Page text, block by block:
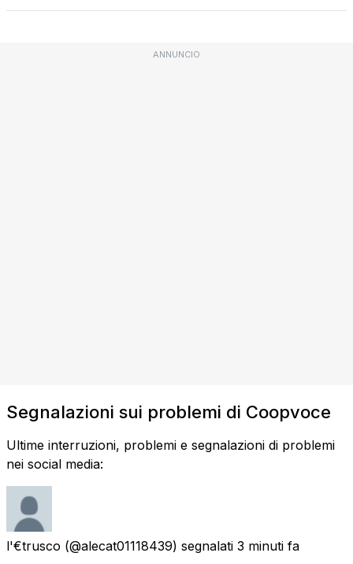
ANNUNCIO
Segnalazioni sui problemi di Coopvoce
Ultime interruzioni, problemi e segnalazioni di problemi
nei social media:
l'€trusco (@alecat01118439) segnalati 3 minuti fa